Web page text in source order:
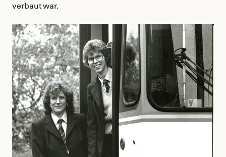
verbaut war.